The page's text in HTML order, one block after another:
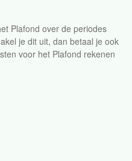
Plafond over de periodes
je dit uit, dan betaal je ook
voor het Plafond rekenen